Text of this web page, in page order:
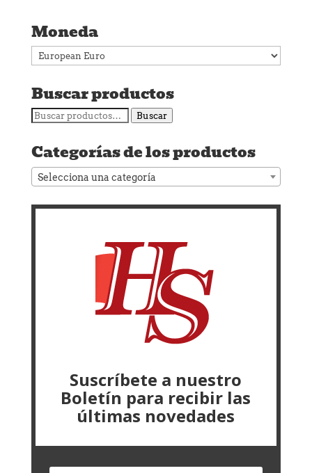
Moneda
Buscar productos
Buscar
Buscar
Categorías de los productos
Selecciona una categoría
Suscríbete a nuestro
Boletín para recibir las
últimas novedades